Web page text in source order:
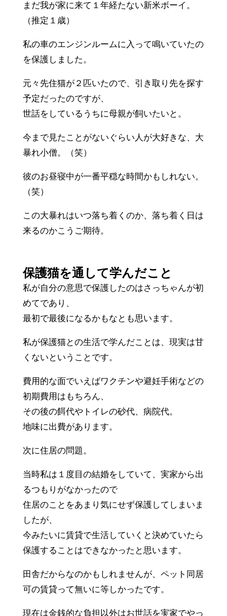
まだ我が家に来て１年経たない新米ボーイ。
（推定１歳）
私の車のエンジンルームに入って鳴いていたの
を保護しました。
元々先住猫が２匹いたので、引き取り先を探す
予定だったのですが、
世話をしているうちに母親が飼いたいと。
今まで見たことがないぐらい人が大好きな、大
暴れ小僧。（笑）
彼のお昼寝中が一番平穏な時間かもしれない。
（笑）
この大暴れはいつ落ち着くのか、落ち着く日は
来るのかこうご期待。
保護猫を通して学んだこと
私が自分の意思で保護したのはさっちゃんが初
めてであり、
最初で最後になるかもなとも思います。
私が保護猫との生活で学んだことは、現実は甘
くないということです。
費用的な面でいえばワクチンや避妊手術などの
初期費用はもちろん、
その後の餌代やトイレの砂代、病院代。
地味に出費があります。
次に住居の問題。
当時私は１度目の結婚をしていて、実家から出
るつもりがなかったので
住居のことをあまり気にせず保護してしまいま
したが、
今みたいに賃貸で生活していくと決めていたら
保護することはできなかったと思います。
田舎だからなのかもしれませんが、ペット同居
可の賃貸って無いに等しかったです。